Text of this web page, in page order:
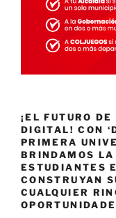
¡EL FUTURO
DIGITAL! CON
PRIMERA
BRINDAMOS
ESTUDIANTES
CONSTRUYAN
CUALQUIER